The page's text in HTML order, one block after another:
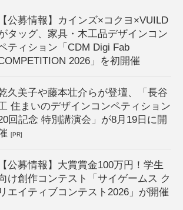
【公募情報】カインズ×コクヨ×VUILD
タッグ、家具・木工品デザインコン
ティション「CDM Digi Fab
2026」を初開催
久美子や藤本壮介らが登壇、「長谷
住まいのデザインコンペティション
回記念 特別講演会」が8月19日に開
[PR]
【公募情報】大賞賞金100万円！学生
け創作コンテスト「サイゲームス ク
リエイティブコンテスト2026」が開催